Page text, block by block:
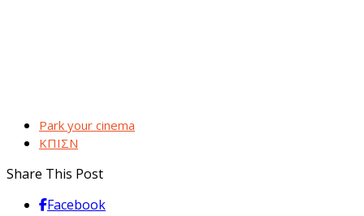
Park your cinema
ΚΠΙΣΝ
Share This Post
Facebook